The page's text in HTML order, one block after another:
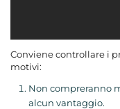
Conviene controllare i
motivi:
Non compreranno
alcun vantaggio.